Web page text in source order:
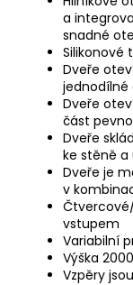
a
snadné
Silikonové
Dveře
jednodílné
Dveře
část
Dveře
ke stěně a
Dveře je
v
vstupem
Variabilní
Výška
Vzpěry